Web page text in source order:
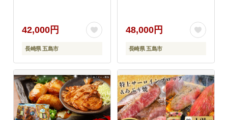
42,000円
長崎県 五島市
き
48,000円
長崎県 五島市